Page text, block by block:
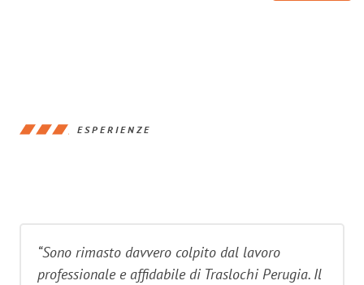
ESPERIENZE
“Sono rimasto davvero colpito dal lavoro
professionale e affidabile di Traslochi Perugia. Il